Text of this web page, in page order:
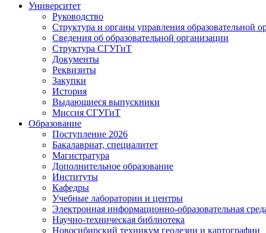
Университет
Руководство
Структура и органы управления образовательной
Сведения об образовательной организации
Структура СГУГиТ
Документы
Реквизиты
Закупки
История
Выдающиеся выпускники
Миссия СГУГиТ
Образование
Поступление 2026
Бакалавриат, специалитет
Магистратура
Дополнительное образование
Институты
Кафедры
Учебные лаборатории и центры
Электронная информационно-образовательная
Научно-техническая библиотека
Новосибирский техникум геодезии и картографии